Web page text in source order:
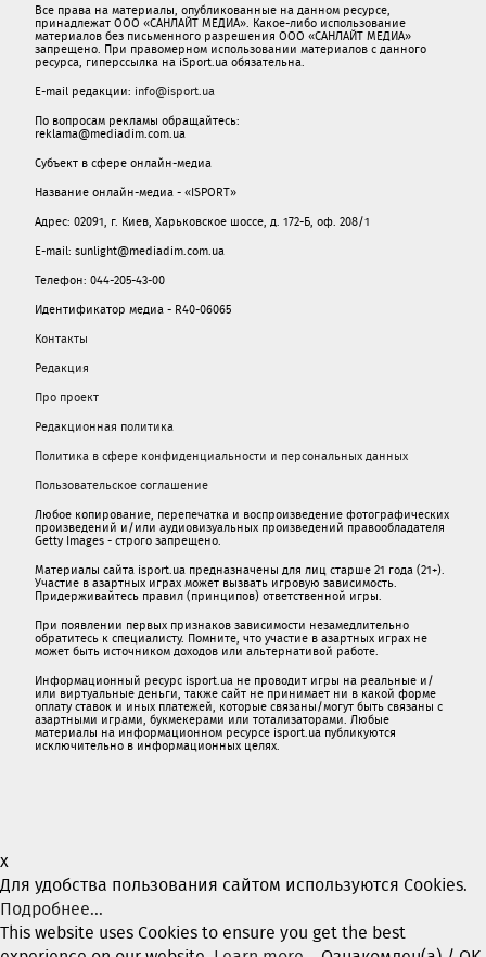
Все права на материалы, опубликованные на данном ресурсе,
принадлежат ООО «САНЛАЙТ МЕДИА». Какое-либо использование
материалов без письменного разрешения ООО «САНЛАЙТ МЕДИА»
запрещено. При правомерном использовании материалов с данного
ресурса, гиперссылка на iSport.ua обязательна.
E-mail редакции: info@isport.ua
По вопросам рекламы обращайтесь:
reklama@mediadim.com.ua
Субъект в сфере онлайн-медиа
Название онлайн-медиа - «ISPORT»
Адрес: 02091, г. Киев, Харьковское шоссе, д. 172-Б, оф. 208/1
E-mail: sunlight@mediadim.com.ua
Телефон: 044-205-43-00
Идентификатор медиа - R40-06065
Контакты
Редакция
Про проект
Редакционная политика
Политика в сфере конфиденциальности и персональных данных
Пользовательское соглашение
Любое копирование, перепечатка и воспроизведение фотографических
произведений и/или аудиовизуальных произведений правообладателя
Getty Images - строго запрещено.
Материалы сайта isport.ua предназначены для лиц старше 21 года (21+).
Участие в азартных играх может вызвать игровую зависимость.
Придерживайтесь правил (принципов) ответственной игры.
При появлении первых признаков зависимости незамедлительно
обратитесь к специалисту. Помните, что участие в азартных играх не
может быть источником доходов или альтернативой работе.
Информационный ресурс isport.ua не проводит игры на реальные и/
или виртуальные деньги, также сайт не принимает ни в какой форме
oплaту ставок и иных платежей, которые связаны/могут быть связаны c
азартными игрaми, букмекерами или тотализаторами. Любые
материалы на информационном ресурсе isport.ua публикуютcя
исключительно в информационных целях.
x
Для удобства пользования сайтом используются Cookies.
Подробнее...
This website uses Cookies to ensure you get the best